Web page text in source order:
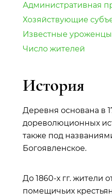
Административная
Хозяйствующие
Известные уроженцы
Число жителей
История
Деревня основана в
дореволюционных
также под
Богоявленское.
До 1860-х гг. жители
помещичьих